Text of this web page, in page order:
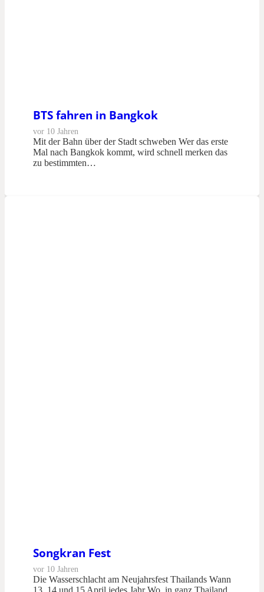
BTS fahren in Bangkok
vor 10 Jahren
Mit der Bahn über der Stadt schweben Wer das erste
Mal nach Bangkok kommt, wird schnell merken das
zu bestimmten…
Songkran Fest
vor 10 Jahren
Die Wasserschlacht am Neujahrsfest Thailands Wann